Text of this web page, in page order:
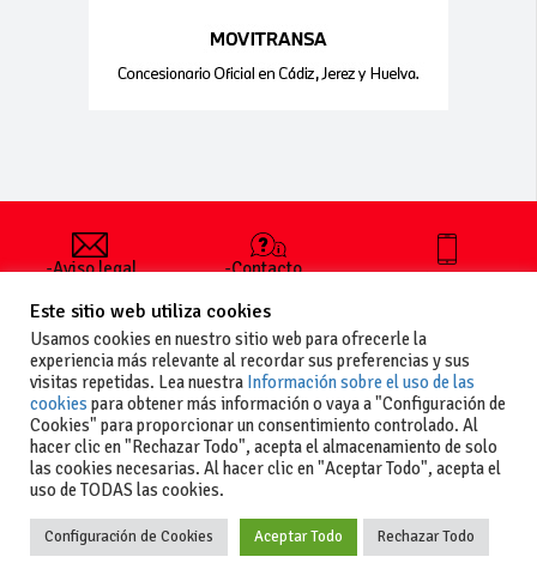
-Aviso legal
generales
de uso
-Política de
privacidad
-Política de
cookies
-Contacto
publicar un
anuncio
-Vende+
+34 627 35
Copyright La guia del motor
Este sitio web utiliza cookies
Usamos cookies en nuestro sitio web para ofrecerle la
experiencia más relevante al recordar sus preferencias y sus
visitas repetidas. Lea nuestra Información sobre el uso de las
cookies para obtener más información o vaya a "Configuración de
Cookies" para proporcionar un consentimiento controlado. Al
hacer clic en "Rechazar Todo", acepta el almacenamiento de solo
las cookies necesarias. Al hacer clic en "Aceptar Todo", acepta el
uso de TODAS las cookies.
Configuración de Cookies Aceptar Todo Rechazar Todo